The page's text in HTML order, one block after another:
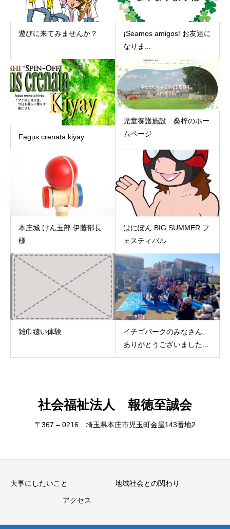
遊びに来てみませんか？
¡Seamos amigos! お友達に
なりま...
Fagus crenata kiyay
児童養護施設 桑梓のホー
ムページ
本庄城 けん玉部 伊藤部長
様
はにぽん BIG SUMMER フ
ェスティバル
雑巾縫い体験
イチゴパークのみなさん、
ありがとうございました...
社会福祉法人 報徳至誠会
〒367 – 0216 埼玉県本庄市児玉町金屋143番地2
大事にしたいこと 地域社会との関わり
アクセス